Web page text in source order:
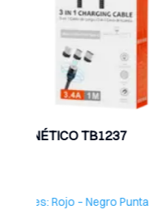
Fuente de poder
Marca: Sugon